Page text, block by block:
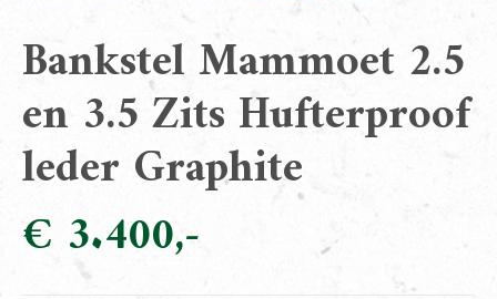
Bankstel Mammoet 2.5
en 3.5 Zits Hufterproof
leder Graphite
€ 3.400